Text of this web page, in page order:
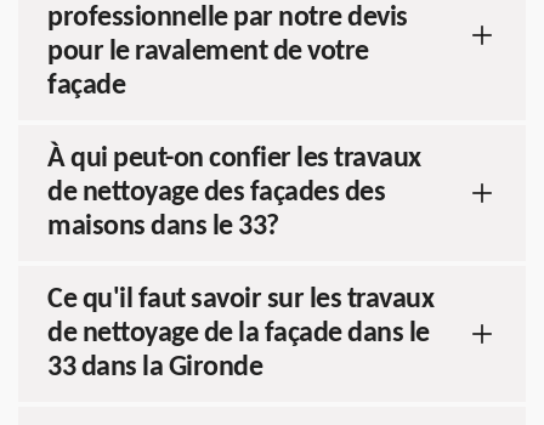
professionnelle par notre devis
pour le ravalement de votre
façade
À qui peut-on confier les travaux
de nettoyage des façades des
maisons dans le 33?
Ce qu'il faut savoir sur les travaux
de nettoyage de la façade dans le
33 dans la Gironde